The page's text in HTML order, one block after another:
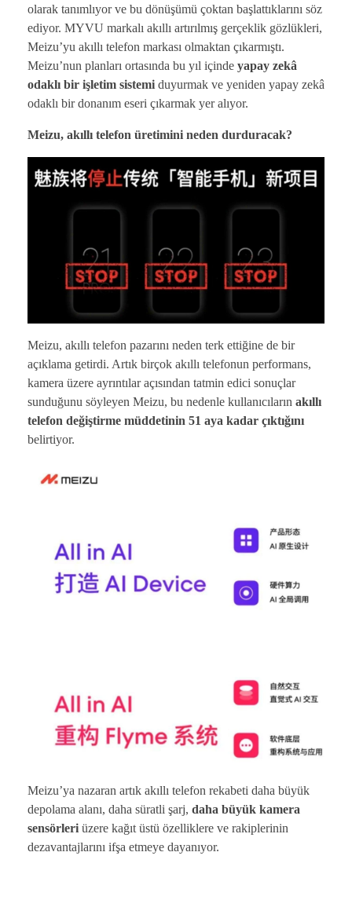
olarak tanımlıyor ve bu dönüşümü çoktan başlattıklarını söz
ediyor. MYVU markalı akıllı artırılmış gerçeklik gözlükleri,
Meizu’yu akıllı telefon markası olmaktan çıkarmıştı.
Meizu’nun planları ortasında bu yıl içinde yapay zekâ
odaklı bir işletim sistemi duyurmak ve yeniden yapay zekâ
odaklı bir donanım eseri çıkarmak yer alıyor.
Meizu, akıllı telefon üretimini neden durduracak?
Meizu, akıllı telefon pazarını neden terk ettiğine de bir
açıklama getirdi. Artık birçok akıllı telefonun performans,
kamera üzere ayrıntılar açısından tatmin edici sonuçlar
sunduğunu söyleyen Meizu, bu nedenle kullanıcıların akıllı
telefon değiştirme müddetinin 51 aya kadar çıktığını
belirtiyor.
Meizu’ya nazaran artık akıllı telefon rekabeti daha büyük
depolama alanı, daha süratli şarj, daha büyük kamera
sensörleri üzere kağıt üstü özelliklere ve rakiplerinin
dezavantajlarını ifşa etmeye dayanıyor.